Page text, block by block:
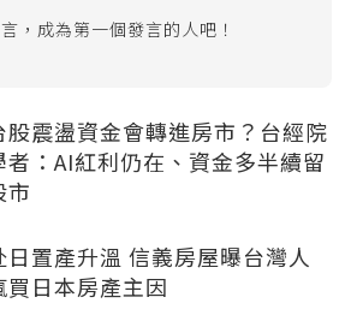
，成為第一個發言的人吧！
股震盪資金會轉進房市？台經院
者：AI紅利仍在、資金多半續留
市
日置產升溫 信義房屋曝台灣人
買日本房產主因